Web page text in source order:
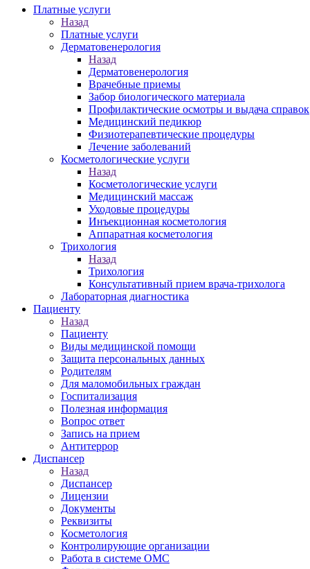
Платные услуги
Назад
Платные услуги
Дерматовенерология
Назад
Дерматовенерология
Врачебные приемы
Забор биологического материала
Профилактические осмотры и выдача справок
Медицинский педикюр
Физиотерапевтические процедуры
Лечение заболеваний
Косметологические услуги
Назад
Косметологические услуги
Медицинский массаж
Уходовые процедуры
Инъекционная косметология
Аппаратная косметология
Трихология
Назад
Трихология
Консультативный прием врача-трихолога
Лабораторная диагностика
Пациенту
Назад
Пациенту
Виды медицинской помощи
Защита персональных данных
Родителям
Для маломобильных граждан
Госпитализация
Полезная информация
Вопрос ответ
Запись на прием
Антитеррор
Диспансер
Назад
Диспансер
Лицензии
Документы
Реквизиты
Косметология
Контролирующие организации
Работа в системе ОМС